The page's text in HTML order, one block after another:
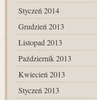
Styczeń 2014
Grudzień 2013
Listopad 2013
Październik 2013
Kwiecień 2013
Styczeń 2013